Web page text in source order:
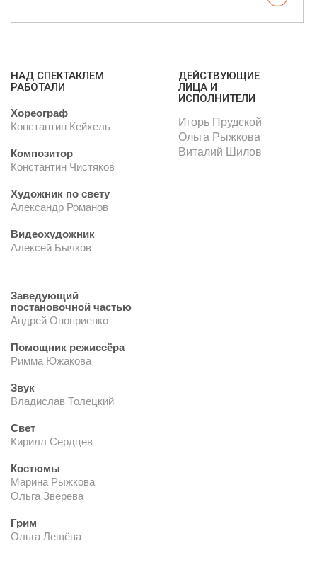
НАД СПЕКТАКЛЕМ
РАБОТАЛИ
Хореограф
Константин Кейхель
Композитор
Константин Чистяков
Художник по свету
Александр Романов
Видеохудожник
Алексей Бычков
Заведующий
постановочной частью
Андрей Оноприенко
Помощник режиссёра
Римма Южакова
Звук
Владислав Толецкий
Свет
Кирилл Сердцев
Костюмы
Марина Рыжкова
Ольга Зверева
Грим
Ольга Лещёва
ДЕЙСТВУЮЩИЕ
ЛИЦА И
ИСПОЛНИТЕЛИ
Игорь Прудской
Ольга Рыжкова
Виталий Шилов